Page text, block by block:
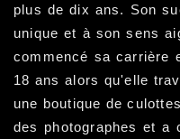
plus de dix ans. Son
unique et à son sens
commencé sa carrière
18 ans alors qu'elle
une boutique de
des photographes et a